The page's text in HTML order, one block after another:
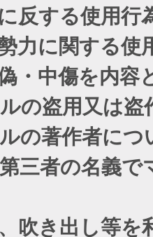
する使用行
に関する使
中傷を内容
盗用又は盗
の著作者に
三者の名義
き出し等を